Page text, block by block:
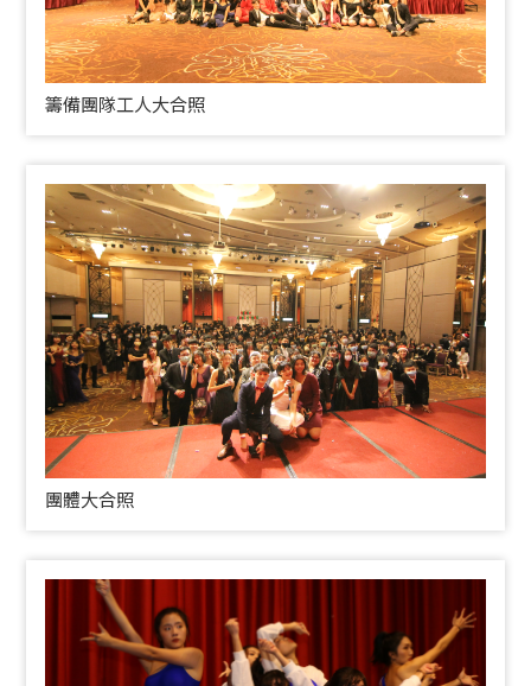
籌備團隊工人大合照
團體大合照